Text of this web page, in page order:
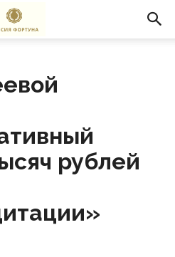
рублей